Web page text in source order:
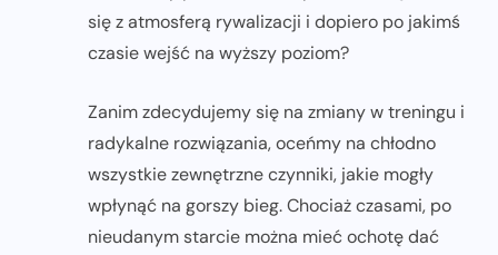
się z atmosferą rywalizacji i dopiero po jakimś
czasie wejść na wyższy poziom?
Zanim zdecydujemy się na zmiany w treningu i
radykalne rozwiązania, oceńmy na chłodno
wszystkie zewnętrzne czynniki, jakie mogły
wpłynąć na gorszy bieg. Chociaż czasami, po
nieudanym starcie można mieć ochotę dać